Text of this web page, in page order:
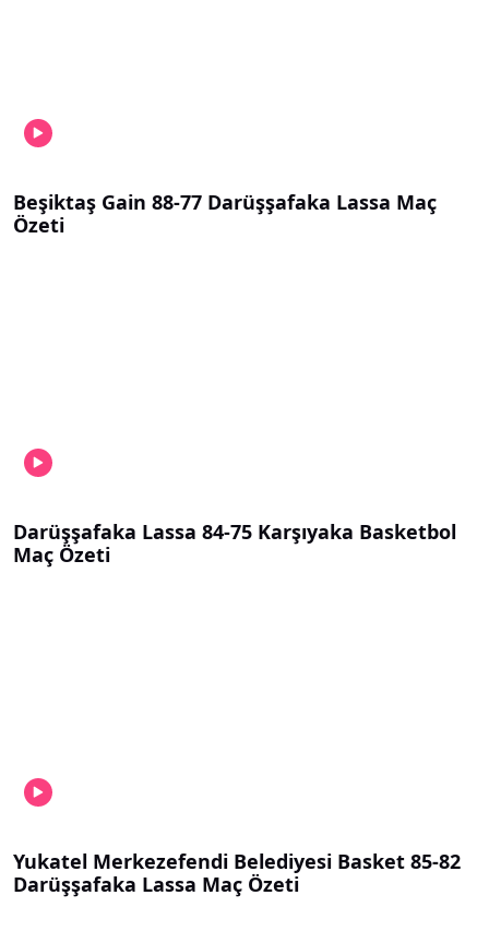
Beşiktaş Gain 88-77 Darüşşafaka Lassa Maç
Özeti
Darüşşafaka Lassa 84-75 Karşıyaka Basketbol
Maç Özeti
Yukatel Merkezefendi Belediyesi Basket 85-82
Darüşşafaka Lassa Maç Özeti